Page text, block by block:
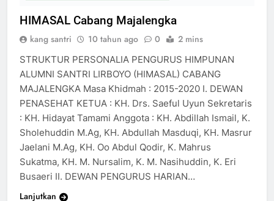
HIMASAL Cabang Majalengka
kang santri 10 tahun ago 0 2 mins
STRUKTUR PERSONALIA PENGURUS HIMPUNAN
ALUMNI SANTRI LIRBOYO (HIMASAL) CABANG
MAJALENGKA Masa Khidmah : 2015-2020 I. DEWAN
PENASEHAT KETUA : KH. Drs. Saeful Uyun Sekretaris
: KH. Hidayat Tamami Anggota : KH. Abdillah Ismail, K.
Sholehuddin M.Ag, KH. Abdullah Masduqi, KH. Masrur
Jaelani M.Ag, KH. Oo Abdul Qodir, K. Mahrus
Sukatma, KH. M. Nursalim, K. M. Nasihuddin, K. Eri
Busaeri II. DEWAN PENGURUS HARIAN…
Lanjutkan